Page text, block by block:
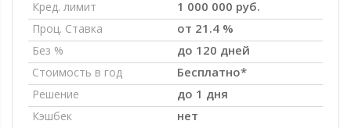
Кред. лимит 1 000 000 руб.
Проц. Ставка от 21.4 %
Без % до 120 дней
Стоимость в год Бесплатно*
Решение до 1 дня
Кэшбек нет